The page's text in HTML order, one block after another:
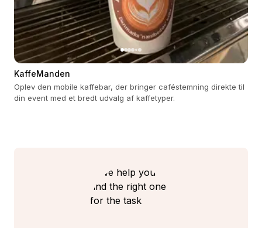
KaffeManden
Oplev den mobile kaffebar, der bringer caféstemning direkte til
din event med et bredt udvalg af kaffetyper.